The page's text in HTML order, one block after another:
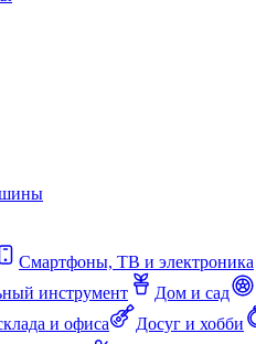
Смартфоны, ТВ и электроника
инструмент Дом и сад
и офиса
Досуг и хобби